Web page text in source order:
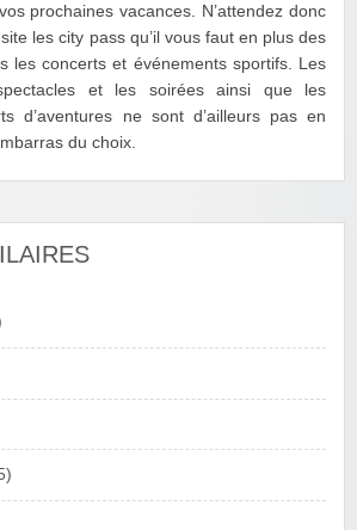
prochaines vacances. N’attendez donc
les city pass qu’il vous faut en plus des
les concerts et événements sportifs. Les
et les soirées ainsi que les
d’aventures ne sont d’ailleurs pas en
du choix.